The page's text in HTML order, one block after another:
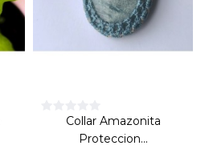
Collar Amazonita
Proteccion...